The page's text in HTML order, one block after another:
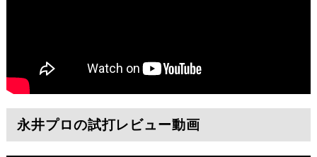
永井プロの試打レビュー動画